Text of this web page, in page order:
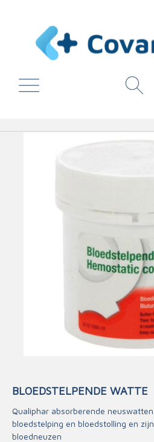
BLOEDSTELPENDE WATTE
Qualiphar absorberende
bloedstelping en bloedstolling en
bloedneuzen